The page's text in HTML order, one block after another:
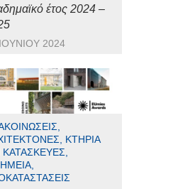
έτος 2024 –
2024
ΚΤΉΡΙΑ
ΚΑΤΑΣΚΕΥΈΣ,